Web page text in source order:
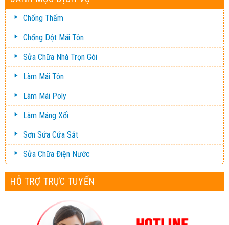
Chống Thấm
Chống Dột Mái Tôn
Sửa Chữa Nhà Trọn Gói
Làm Mái Tôn
Làm Mái Poly
Làm Máng Xối
Sơn Sửa Cửa Sắt
Sửa Chữa Điện Nước
HỖ TRỢ TRỰC TUYẾN